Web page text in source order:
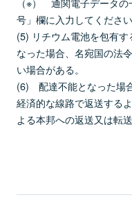
号」欄に入力してください
(5) リチウム電池を包有
なった場合、名宛国の法
い場合がある。
(6) 配達不能となった場
経済的な線路で返送する
よる本邦への返送又は転